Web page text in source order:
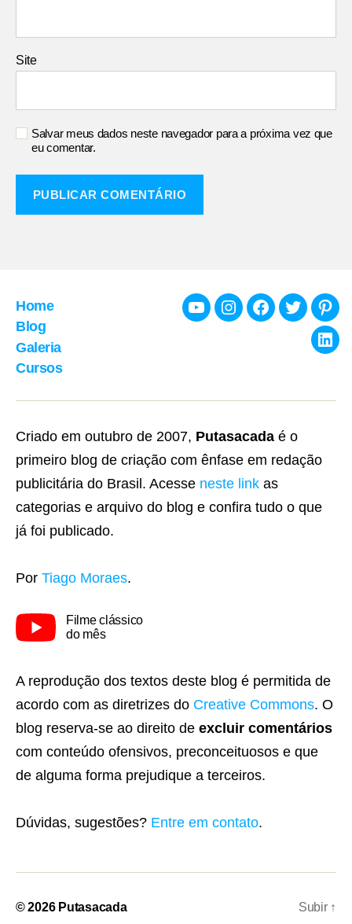
Site
Salvar meus dados neste navegador para a próxima vez que
eu comentar.
Home
Blog
Galeria
Cursos
YoutubeInstagramFacebook
Twitter
Criado em outubro de 2007, Putasacada é o
primeiro blog de criação com ênfase em redação
publicitária do Brasil. Acesse neste link as
categorias e arquivo do blog e confira tudo o que
já foi publicado.
Por Tiago Moraes.
Filme clássico
do mês
A reprodução dos textos deste blog é permitida de
acordo com as diretrizes do Creative Commons. O
blog reserva-se ao direito de excluir comentários
com conteúdo ofensivos, preconceituosos e que
de alguma forma prejudique a terceiros.
Dúvidas, sugestões? Entre em contato.
© 2026 Putasacada Subir ↑